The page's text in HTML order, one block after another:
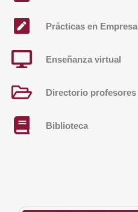
Prácticas en Empresa
Enseñanza virtual
Directorio profesores
Biblioteca